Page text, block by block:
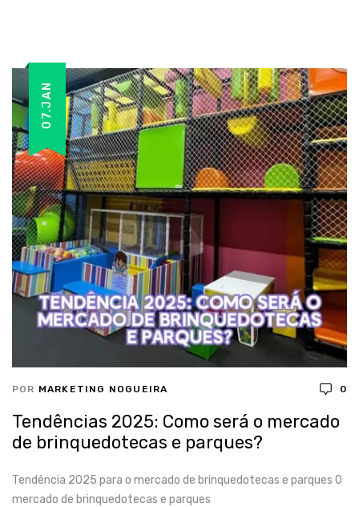
07.JAN
POR MARKETING NOGUEIRA 0
Tendências 2025: Como será o mercado
de brinquedotecas e parques?
Tendência 2025 para o mercado de brinquedotecas e parques O
mercado de brinquedotecas e parques